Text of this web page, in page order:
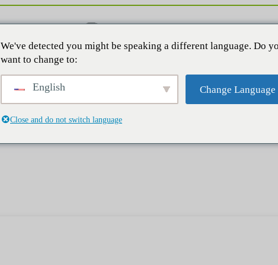
We've detected you might be speaking a different language. Do
want to change to:
English Change Language
Close and do not switch language